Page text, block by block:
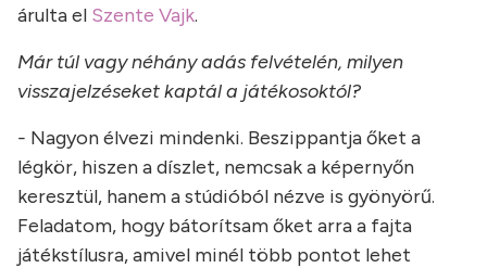
árulta el Szente Vajk.
Már túl vagy néhány adás felvételén, milyen
visszajelzéseket kaptál a játékosoktól?
- Nagyon élvezi mindenki. Beszippantja őket a
légkör, hiszen a díszlet, nemcsak a képernyőn
keresztül, hanem a stúdióból nézve is gyönyörű.
Feladatom, hogy bátorítsam őket arra a fajta
játékstílusra, amivel minél több pontot lehet